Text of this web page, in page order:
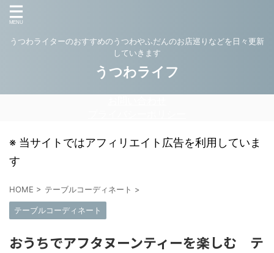
うつわライターのおすすめのうつわやふだんのお店巡りなどを日々更新
していきます
うつわライフ
※ 当サイトではアフィリエイト広告を利用していま
す
HOME > テーブルコーディネート >
テーブルコーディネート
おうちでアフタヌーンティーを楽しむ テ